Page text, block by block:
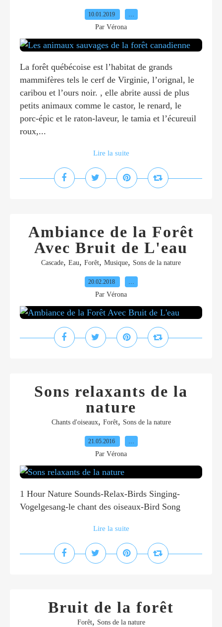
10.01.2019 …
Par Vérona
La forêt québécoise est l’habitat de grands
mammifères tels le cerf de Virginie, l’orignal, le
caribou et l’ours noir. , elle abrite aussi de plus
petits animaux comme le castor, le renard, le
porc-épic et le raton-laveur, le tamia et l’écureuil
roux,...
Lire la suite
Ambiance de la Forêt
Avec Bruit de L'eau
Cascade, Eau, Forêt, Musique, Sons de la nature
20.02.2018 …
Par Vérona
Sons relaxants de la
nature
Chants d'oiseaux, Forêt, Sons de la nature
21.05.2016 …
Par Vérona
1 Hour Nature Sounds-Relax-Birds Singing-
Vogelgesang-le chant des oiseaux-Bird Song
Lire la suite
Bruit de la forêt
Forêt, Sons de la nature